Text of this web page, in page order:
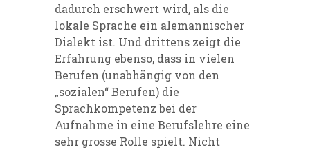
dadurch erschwert wird, als die
lokale Sprache ein alemannischer
Dialekt ist. Und drittens zeigt die
Erfahrung ebenso, dass in vielen
Berufen (unabhängig von den
„sozialen“ Berufen) die
Sprachkompetenz bei der
Aufnahme in eine Berufslehre eine
sehr grosse Rolle spielt. Nicht